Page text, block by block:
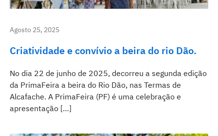
Agosto 25, 2025
Criatividade e convívio a beira do rio Dão.
No dia 22 de junho de 2025, decorreu a segunda edição
da PrimaFeira a beira do Rio Dão, nas Termas de
Alcafache. A PrimaFeira (PF) é uma celebração e
apresentação […]